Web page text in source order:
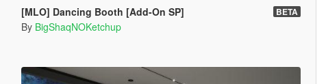
[MLO] Dancing Booth [Add-On SP] BETA
By BigShaqNOKetchup